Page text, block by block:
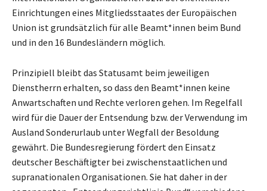
Einrichtungen eines Mitgliedsstaates der Europäischen
Union ist grundsätzlich für alle Beamt*innen beim Bund
und in den 16 Bundesländern möglich.
Prinzipiell bleibt das Statusamt beim jeweiligen
Dienstherrn erhalten, so dass den Beamt*innen keine
Anwartschaften und Rechte verloren gehen. Im Regelfall
wird für die Dauer der Entsendung bzw. der Verwendung im
Ausland Sonderurlaub unter Wegfall der Besoldung
gewährt. Die Bundesregierung fördert den Einsatz
deutscher Beschäftigter bei zwischenstaatlichen und
supranationalen Organisationen. Sie hat daher in der